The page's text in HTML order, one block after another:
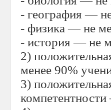
- география —
- физика — не
- история — не
2)
менее 90%
3)